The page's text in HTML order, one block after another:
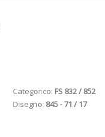
Categorico: FS 832 / 852
Disegno: 845 - 71 / 17